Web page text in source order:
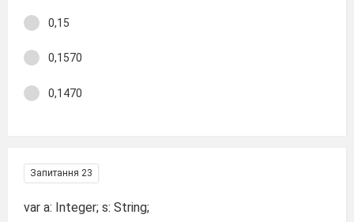
0,15
0,1570
0,1470
Запитання 23
var a: Integer; s: String;